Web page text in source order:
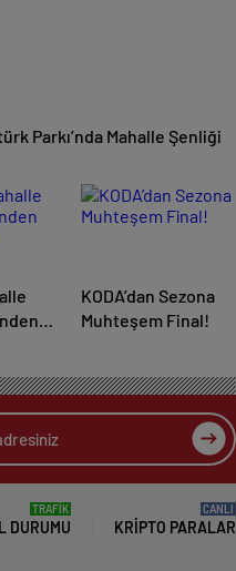
Parkı’nda Mahalle Şenliği
KODA’dan Sezona
Muhteşem Final!
DURUMU
TRAFİK
KRIPTO PARALAR
CANLI